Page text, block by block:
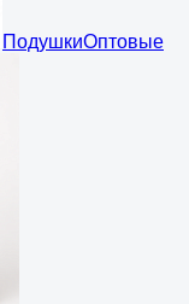
ПодушкиОптовые